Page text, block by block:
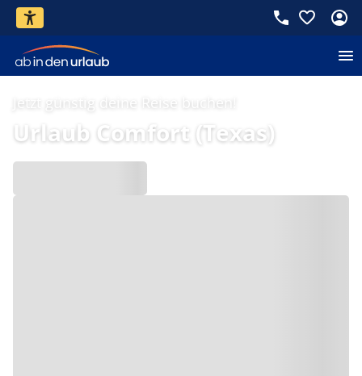
Jetzt günstig deine Reise buchen!
Urlaub Comfort (Texas)